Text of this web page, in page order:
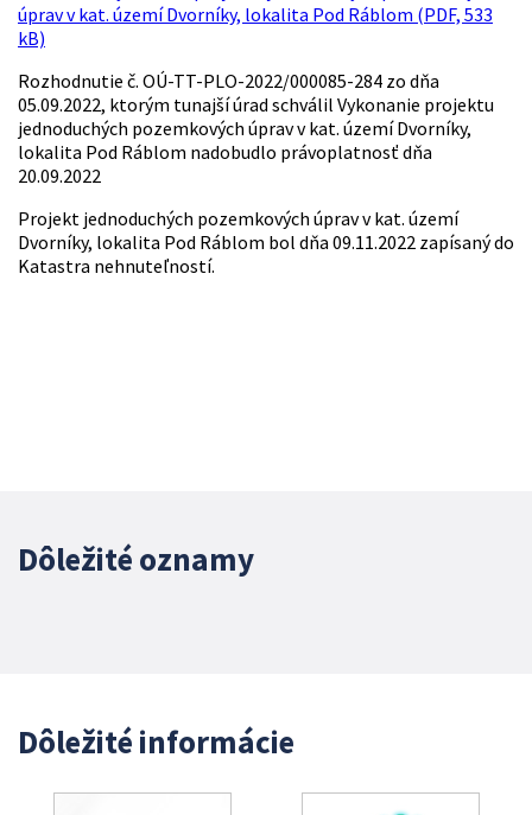
úprav v kat. území Dvorníky, lokalita Pod Ráblom (PDF, 533
kB)
Rozhodnutie č. OÚ-TT-PLO-2022/000085-284 zo dňa
05.09.2022, ktorým tunajší úrad schválil Vykonanie projektu
jednoduchých pozemkových úprav v kat. území Dvorníky,
lokalita Pod Ráblom nadobudlo právoplatnosť dňa
20.09.2022
Projekt jednoduchých pozemkových úprav v kat. území
Dvorníky, lokalita Pod Ráblom bol dňa 09.11.2022 zapísaný do
Katastra nehnuteľností.
Dôležité oznamy
Dôležité informácie